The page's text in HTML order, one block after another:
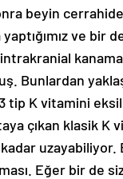
beyin
ve bir
Bunlardan
tip K vitamini
çıkan klasik K
Eğer bir de